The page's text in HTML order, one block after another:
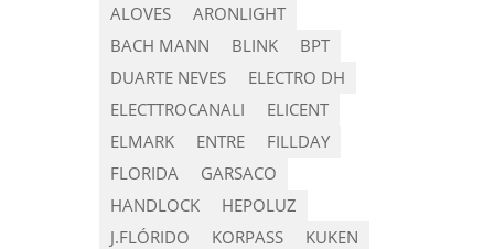
ALOVES
ARONLIGHT
BACH MANN
BLINK
BPT
DUARTE NEVES
ELECTRO DH
ELECTTROCANALI
ELICENT
ELMARK
ENTRE
FILLDAY
FLORIDA
GARSACO
HANDLOCK
HEPOLUZ
J.FLÓRIDO
KORPASS
KUKEN